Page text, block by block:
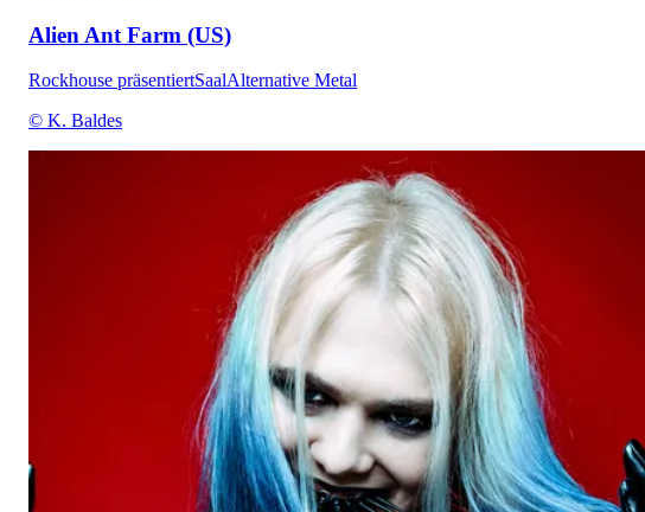
Alien Ant Farm (US)
Rockhouse präsentiertSaalAlternative Metal
© K. Baldes